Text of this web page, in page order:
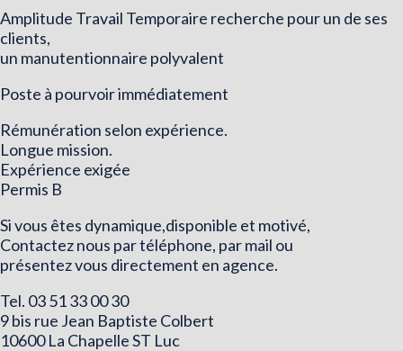
Amplitude Travail Temporaire recherche pour un de ses
clients,
un manutentionnaire polyvalent
Poste à pourvoir immédiatement
Rémunération selon expérience.
Longue mission.
Expérience exigée
Permis B
Si vous êtes dynamique,disponible et motivé,
Contactez nous par téléphone, par mail ou
présentez vous directement en agence.
Tel. 03 51 33 00 30
9 bis rue Jean Baptiste Colbert
10600 La Chapelle ST Luc